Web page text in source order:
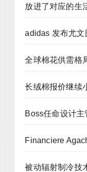
放进了对应的生
adidas 发布尤文
全球棉花供需格
长绒棉报价继续
Boss任命设计主
Financiere
被动辐射制冷技